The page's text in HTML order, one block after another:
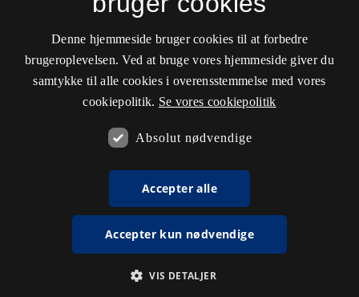
Denne hjemmeside bruger cookies til at forbedre
brugeroplevelsen. Ved at bruge vores hjemmeside giver du
samtykke til alle cookies i overensstemmelse med vores
cookiepolitik. Se vores cookiepolitik
Absolut nødvendige
Accepter alle
Accepter kun nødvendige
VIS DETALJER